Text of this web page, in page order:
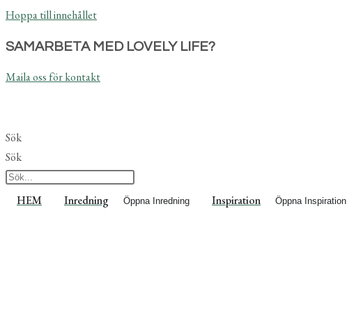
Hoppa till innehållet
SAMARBETA MED LOVELY LIFE?
Maila oss för kontakt
Sök
Sök
HEM Inredning Öppna Inredning Inspiration Öppna Inspiration